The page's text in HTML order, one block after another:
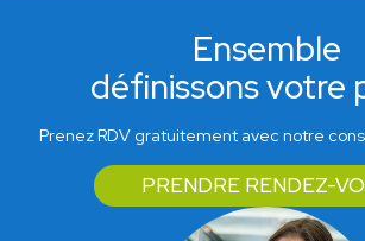
Ensemble
définissons votre
Prenez RDV gratuitement avec notre
PRENDRE RENDEZ-